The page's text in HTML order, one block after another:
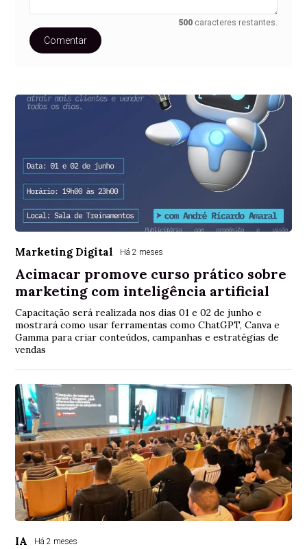
500 caracteres restantes.
Comentar
Marketing Digital Há 2 meses
Acimacar promove curso prático sobre
marketing com inteligência artificial
Capacitação será realizada nos dias 01 e 02 de junho e
mostrará como usar ferramentas como ChatGPT, Canva e
Gamma para criar conteúdos, campanhas e estratégias de
vendas
IA Há 2 meses